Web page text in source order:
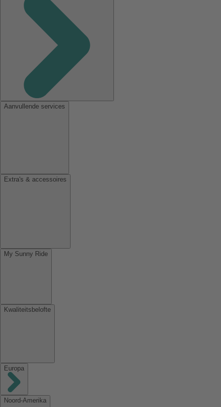
Aanvullende services
Extra's & accessoires
My Sunny Ride
Kwaliteitsbelofte
Europa
Noord-Amerika